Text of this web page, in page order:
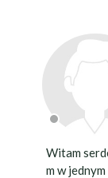
Witam
m w